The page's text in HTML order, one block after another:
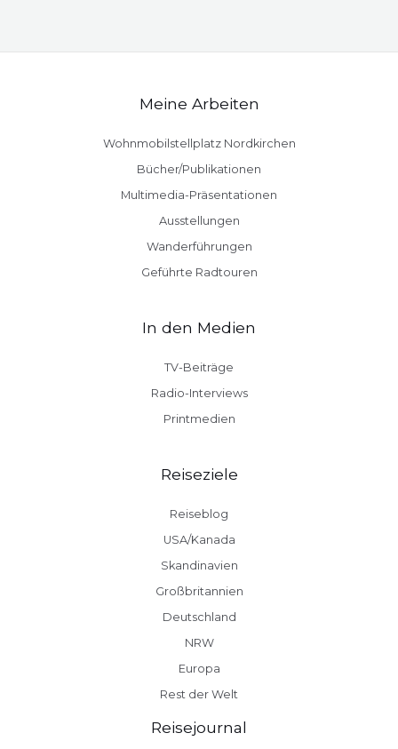
Meine Arbeiten
Wohnmobilstellplatz Nordkirchen
Bücher/Publikationen
Multimedia-Präsentationen
Ausstellungen
Wanderführungen
Geführte Radtouren
In den Medien
TV-Beiträge
Radio-Interviews
Printmedien
Reiseziele
Reiseblog
USA/Kanada
Skandinavien
Großbritannien
Deutschland
NRW
Europa
Rest der Welt
Reisejournal